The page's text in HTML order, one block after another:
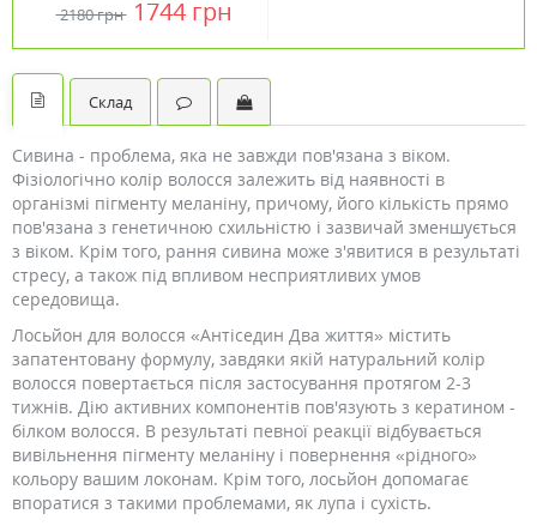
2180 грн 1744 грн
Склад
Сивина - проблема, яка не завжди пов'язана з віком.
Фізіологічно колір волосся залежить від наявності в
організмі пігменту меланіну, причому, його кількість прямо
пов'язана з генетичною схильністю і зазвичай зменшується
з віком. Крім того, рання сивина може з'явитися в результаті
стресу, а також під впливом несприятливих умов
середовища.
Лосьйон для волосся «Антіседин Два життя» містить
запатентовану формулу, завдяки якій натуральний колір
волосся повертається після застосування протягом 2-3
тижнів. Дію активних компонентів пов'язують з кератином -
білком волосся. В результаті певної реакції відбувається
вивільнення пігменту меланіну і повернення «рідного»
кольору вашим локонам. Крім того, лосьйон допомагає
впоратися з такими проблемами, як лупа і сухість.